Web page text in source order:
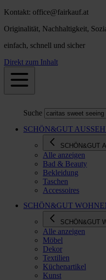
Kontakt: office@fairkauf.at
Originalität, Nachhaltigkeit,
einfach, schnell und sicher
Direkt zum Inhalt
Suche
SCHÖN&GUT
SCHÖN&GUT
Alle anzeigen
Bad & Beauty
Bekleidung
Taschen
Accessoires
SCHÖN&GUT
SCHÖN&GUT
Alle anzeigen
Möbel
Dekor
Textilien
Küchenartikel
Kunst